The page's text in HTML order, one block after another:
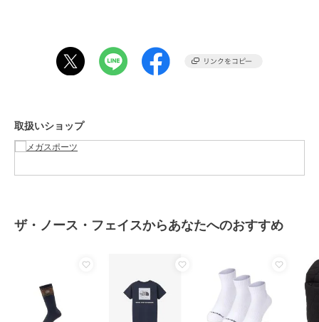
ベトナム
取扱いショップ
ザ・ノース・フェイスからあなたへのおすすめ